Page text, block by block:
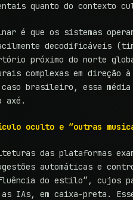
quanto do contexto
é que os sistemas
decodificáveis
próximo do norte
complexas em direção
caso brasileiro, essa
axé.
oculto e “outras
das plataformas
automáticas e
do estilo”, cujos
IAs, em caixa-preta.